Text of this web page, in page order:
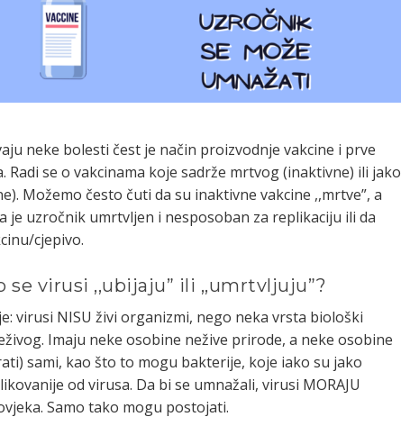
neke bolesti čest je način proizvodnje vakcine i prve
se o vakcinama koje sadrže mrtvog (inaktivne) ili jako
Možemo često čuti da su inaktivne vakcine ,,mrtve”, a
je uzročnik umrtvljen i nesposoban za replikaciju ili da
cjepivo.
virusi ,,ubijaju” ili ,,umrtvljuju”?
virusi NISU živi organizmi, nego neka vrsta biološki
Imaju neke osobine nežive prirode, a neke osobine
sami, kao što to mogu bakterije, koje iako su jako
od virusa. Da bi se umnažali, virusi MORAJU
Samo tako mogu postojati.